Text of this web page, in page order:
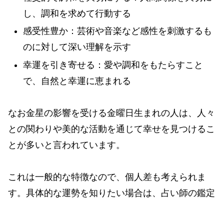
し、調和を求めて行動する
感受性豊か：芸術や音楽など感性を刺激するも
のに対して深い理解を示す
幸運を引き寄せる：愛や調和をもたらすこと
で、自然と幸運に恵まれる
なお金星の影響を受ける金曜日生まれの人は、人々
との関わりや美的な活動を通じて幸せを見つけるこ
とが多いと言われています。
これは一般的な特徴なので、個人差も考えられま
す。具体的な運勢を知りたい場合は、占い師の鑑定